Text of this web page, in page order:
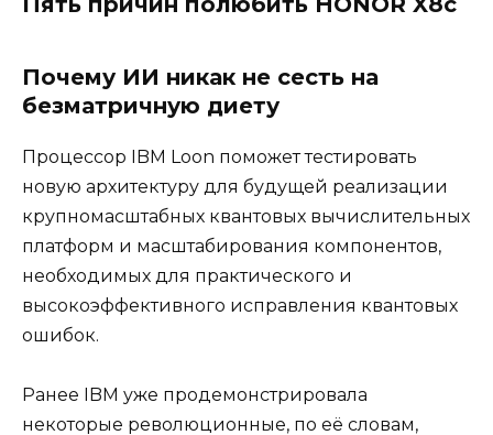
Почему ИИ никак не сесть на
безматричную диету
Процессор IBM Loon поможет тестировать
новую архитектуру для будущей реализации
крупномасштабных квантовых вычислительных
платформ и масштабирования компонентов,
необходимых для практического и
высокоэффективного исправления квантовых
ошибок.
Ранее IBM уже продемонстрировала
некоторые революционные, по её словам,